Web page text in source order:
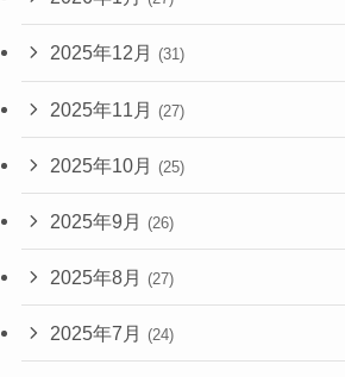
2025年12月 (31)
2025年11月 (27)
2025年10月 (25)
2025年9月 (26)
2025年8月 (27)
2025年7月 (24)